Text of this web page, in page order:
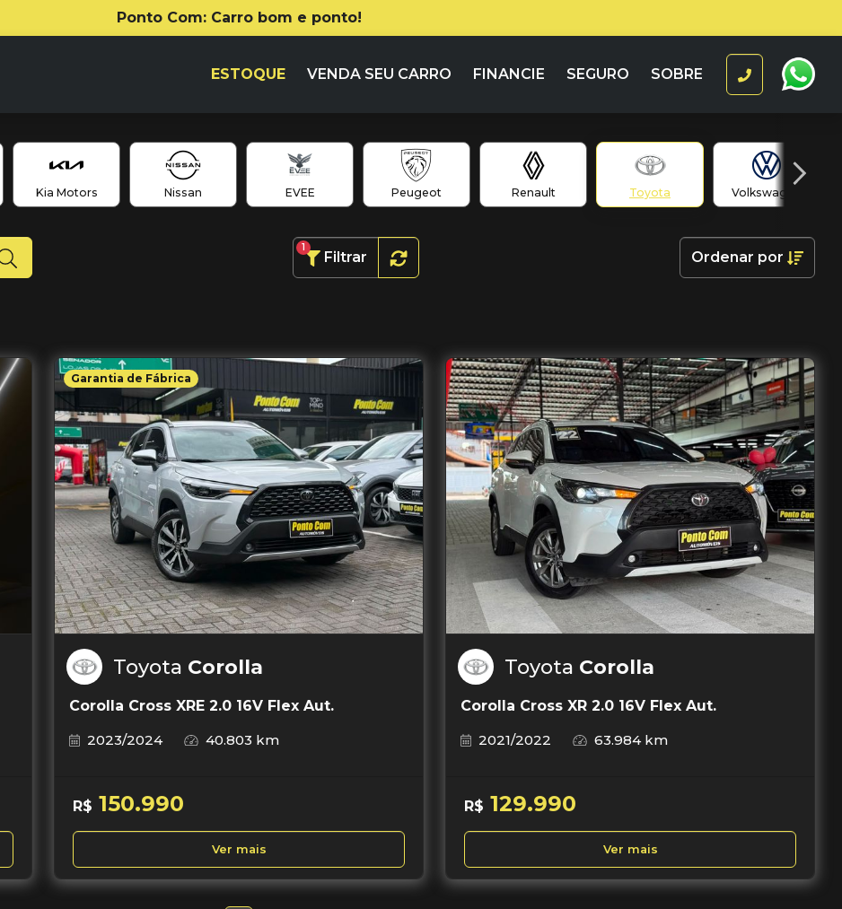
Ponto Com: Carro bom e ponto!
ESTOQUE VENDA SEU CARRO FINANCIE SEGURO SOBRE
Kia Motors Nissan EVEE Peugeot Renault Toyota Volkswagen
Filtrar
1
Ordenar por
Garantia de Fábrica
Toyota Corolla
Corolla Cross XRE 2.0 16V Flex Aut.
2023/2024
40.803 km
R$ 150.990
Ver mais
Toyota Corolla
Corolla Cross XR 2.0 16V Flex Aut.
2021/2022
63.984 km
R$ 129.990
Ver mais